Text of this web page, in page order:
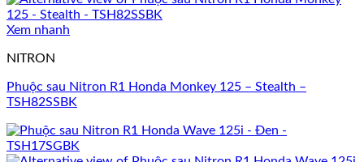
Xem nhanh
NITRON
Phuộc sau Nitron R1 Honda Monkey 125 – Stealth –
TSH82SSBK